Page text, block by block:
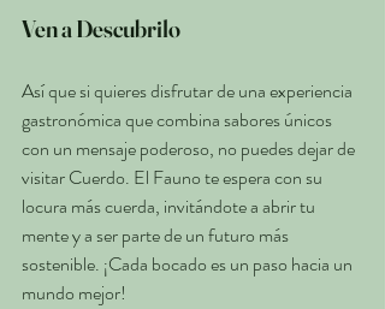
Ven a Descubrilo
Así que si quieres disfrutar de una experiencia
gastronómica que combina sabores únicos
con un mensaje poderoso, no puedes dejar de
visitar Cuerdo. El Fauno te espera con su
locura más cuerda, invitándote a abrir tu
mente y a ser parte de un futuro más
sostenible. ¡Cada bocado es un paso hacia un
mundo mejor!